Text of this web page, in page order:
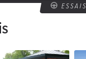
ESSAIS